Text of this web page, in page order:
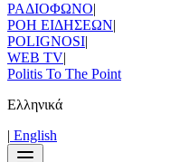
ΡΑΔΙΟΦΩΝΟ|
ΡΟΗ ΕΙΔΗΣΕΩΝ|
POLIGNOSI|
WEB TV|
Politis To The Point
Ελληνικά
| Εnglish